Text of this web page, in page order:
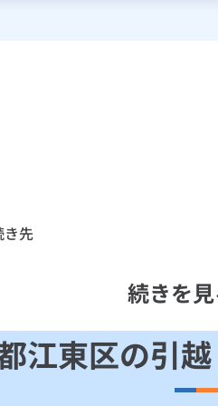
き先
続きを
江東区の引